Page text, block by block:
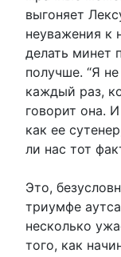
выгоняет
неуважения к
делать минет
получше. “Я
каждый раз,
говорит она.
как ее
ли нас тот
Это,
триумфе
несколько
того, как